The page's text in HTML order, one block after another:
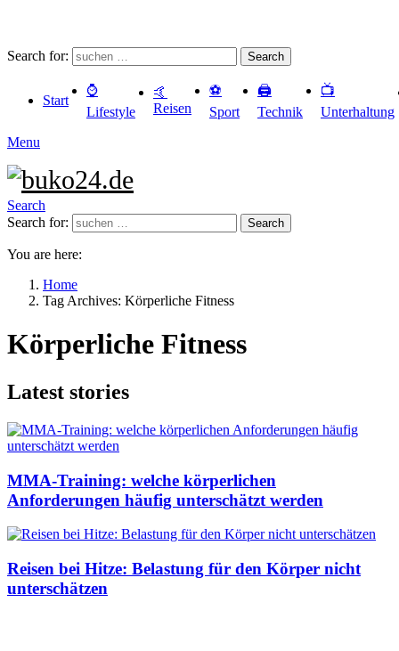
Search for: Search
Start
⌚️
Lifestyle
🤙
Reisen
⚽️
Sport
🖨️
Technik
📺
Unterhaltung
Menu
Search
Search for:
Search
You are here:
Home
Tag Archives: Körperliche Fitness
Körperliche Fitness
Latest stories
MMA-Training: welche körperlichen
Anforderungen häufig unterschätzt werden
Reisen bei Hitze: Belastung für den Körper nicht
unterschätzen